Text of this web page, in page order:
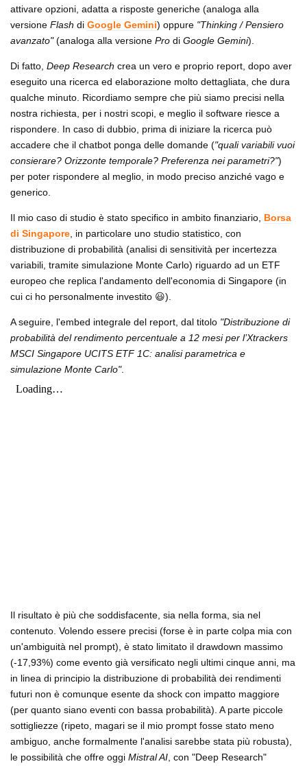
attivare opzioni, adatta a risposte generiche (analoga alla
versione Flash di Google Gemini) oppure "Thinking / Pensiero
avanzato"(analoga alla versione Pro di Google Gemini).
Di fatto, Deep Research crea un vero e proprio report, dopo aver
eseguito una ricerca ed elaborazione molto dettagliata, che dura
qualche minuto. Ricordiamo sempre che più siamo precisi nella
nostra richiesta, per i nostri scopi, e meglio il software riesce a
rispondere. In caso di dubbio, prima di iniziare la ricerca può
accadere che il chatbot ponga delle domande ("quali variabili vuoi
consierare? Orizzonte temporale? Preferenza nei parametri?")
per poter rispondere al meglio, in modo preciso anziché vago e
generico.
Il mio caso di studio è stato specifico in ambito finanziario, Borsa
di Singapore, in particolare uno studio statistico, con
distribuzione di probabilità (analisi di sensitività per incertezza
variabili, tramite simulazione Monte Carlo) riguardo ad un ETF
europeo che replica l'andamento dell'economia di Singapore (in
cui ci ho personalmente investito 😃).
A seguire, l'embed integrale del report, dal titolo "Distribuzione di
probabilità del rendimento percentuale a 12 mesi per l’Xtrackers
MSCI Singapore UCITS ETF 1C: analisi parametrica e
simulazione Monte Carlo".
Il risultato è più che soddisfacente, sia nella forma, sia nel
contenuto. Volendo essere precisi (forse è in parte colpa mia con
un'ambiguità nel prompt), è stato limitato il drawdown massimo
(-17,93%) come evento già versificato negli ultimi cinque anni, ma
in linea di principio la distribuzione di probabilità dei rendimenti
futuri non è comunque esente da shock con impatto maggiore
(per quanto siano eventi con bassa probabilità). A parte piccole
sottigliezze (ripeto, magari se il mio prompt fosse stato meno
ambiguo, anche formalmente l'analisi sarebbe stata più robusta),
le possibilità che offre oggi Mistral AI , con "Deep Research"